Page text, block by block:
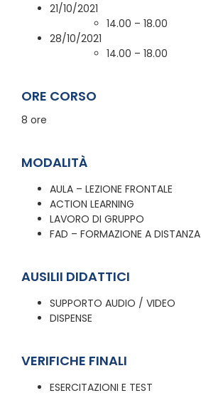
21/10/2021
14.00 – 18.00
28/10/2021
14.00 – 18.00
ORE CORSO
8 ore
MODALITÀ
AULA – LEZIONE FRONTALE
ACTION LEARNING
LAVORO DI GRUPPO
FAD – FORMAZIONE A DISTANZA
AUSILII DIDATTICI
SUPPORTO AUDIO / VIDEO
DISPENSE
VERIFICHE FINALI
ESERCITAZIONI E TEST